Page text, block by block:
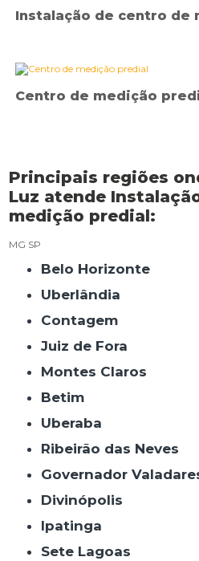
Instalação de centro de
Centro de medição
Principais regiões
Luz atende
medição predial:
MG SP
Belo Horizonte
Uberlândia
Contagem
Juiz de Fora
Montes Claros
Betim
Uberaba
Ribeirão das Neves
Governador
Divinópolis
Ipatinga
Sete Lagoas